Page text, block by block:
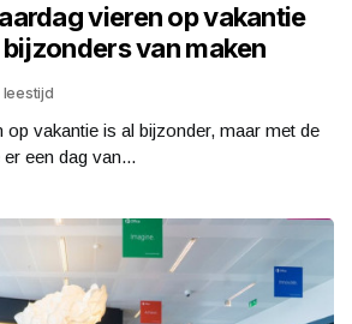
vieren op vakantie
van maken
leestijd
op vakantie is al bijzonder, maar met de
een dag van...